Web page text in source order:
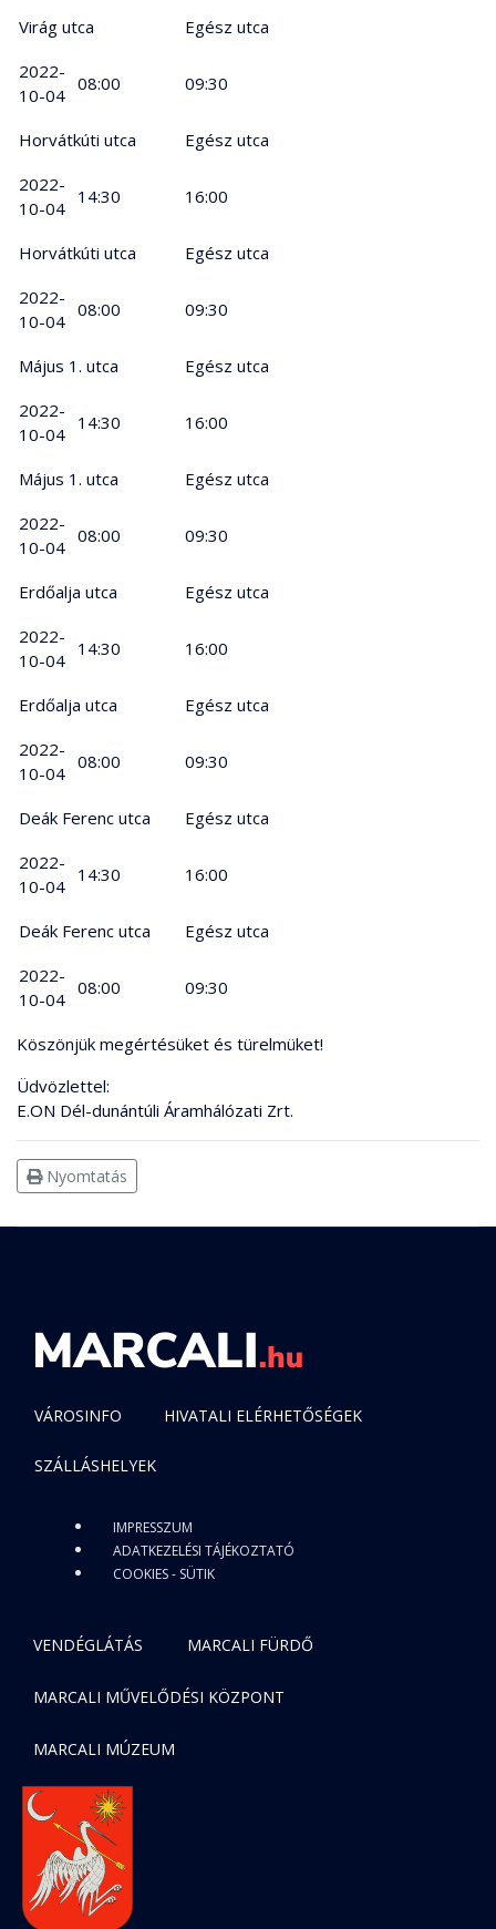
Virág utca
Egész utca
2022-
10-04
08:00 09:30
Horvátkúti utca
Egész utca
2022-
10-04
14:30 16:00
Horvátkúti utca
Egész utca
2022-
10-04
08:00 09:30
Május 1. utca
Egész utca
2022-
10-04
14:30 16:00
Május 1. utca
Egész utca
2022-
10-04
08:00 09:30
Erdőalja utca
Egész utca
2022-
10-04
14:30 16:00
Erdőalja utca
Egész utca
2022-
10-04
08:00 09:30
Deák Ferenc utca
Egész utca
2022-
10-04
14:30 16:00
Deák Ferenc utca
Egész utca
2022-
10-04
08:00 09:30
Köszönjük megértésüket és türelmüket!
Üdvözlettel:
E.ON Dél-dunántúli Áramhálózati Zrt.
Nyomtatás
VÁROSINFO HIVATALI ELÉRHETŐSÉGEK
SZÁLLÁSHELYEK
IMPRESSZUM
ADATKEZELÉSI TÁJÉKOZTATÓ
COOKIES - SÜTIK
VENDÉGLÁTÁS MARCALI FÜRDŐ
MARCALI MŰVELŐDÉSI KÖZPONT
MARCALI MÚZEUM